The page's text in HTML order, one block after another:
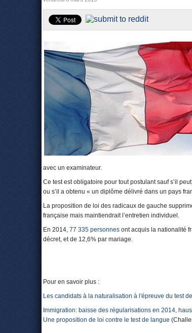
avec un examinateur.
Ce test est obligatoire pour tout postulant sauf s’il
ou s’il a obtenu « un diplôme délivré dans un pays
La proposition de loi des radicaux de gauche
française mais maintiendrait l’entretien individuel.
En 2014, 77 335 personnes ont acquis la nationalité
décret, et de 12,6% par mariage.
Pour en savoir plus :
Les candidats à la naturalisation à l'épreuve du test
mmigration: baisse des régularisations en 2014,
Une proposition de loi contre le test de langue